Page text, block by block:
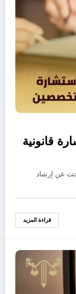
قانونية
عن إرشاد
قراءة المزيد